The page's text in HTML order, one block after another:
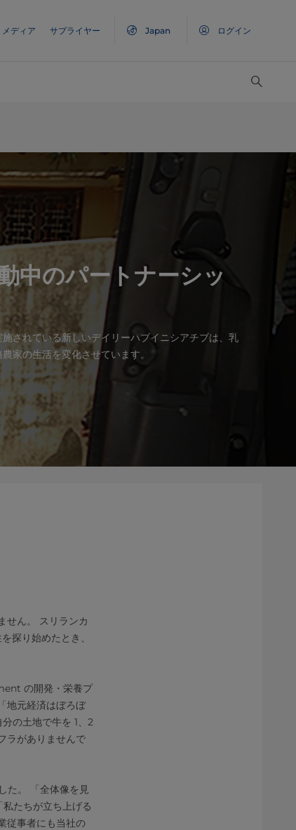
メディア サプライヤー Japan ログイン
中のパートナーシッ
されている新しいデイリーハブイニシアチブは、乳
家の生活を変化させています。
せん。 スリランカ
探り始めたとき、
の開発・栄養プ
元経済はぼろぼ
の土地で牛を 1、2
ラがありませんで
た。 「全体像を見
たちが立ち上げる
従事者にも当社の